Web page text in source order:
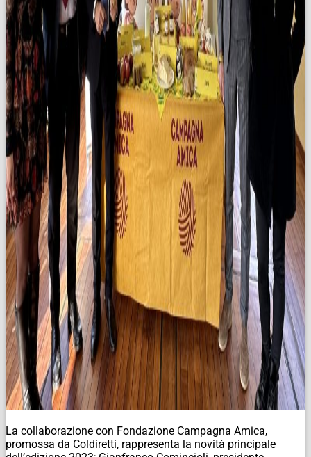
La collaborazione con Fondazione Campagna Amica,
promossa da Coldiretti, rappresenta la novità principale